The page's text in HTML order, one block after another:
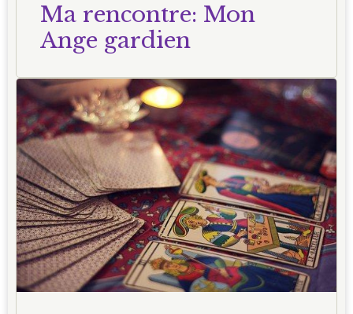
Ma rencontre: Mon
Ange gardien